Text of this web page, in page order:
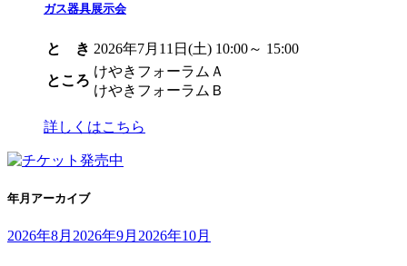
ガス器具展示会
と き 2026年7月11日(土) 10:00～ 15:00
ところ
けやきフォーラムＡ
けやきフォーラムＢ
詳しくはこちら
年月アーカイブ
2026年8月 2026年9月 2026年10月